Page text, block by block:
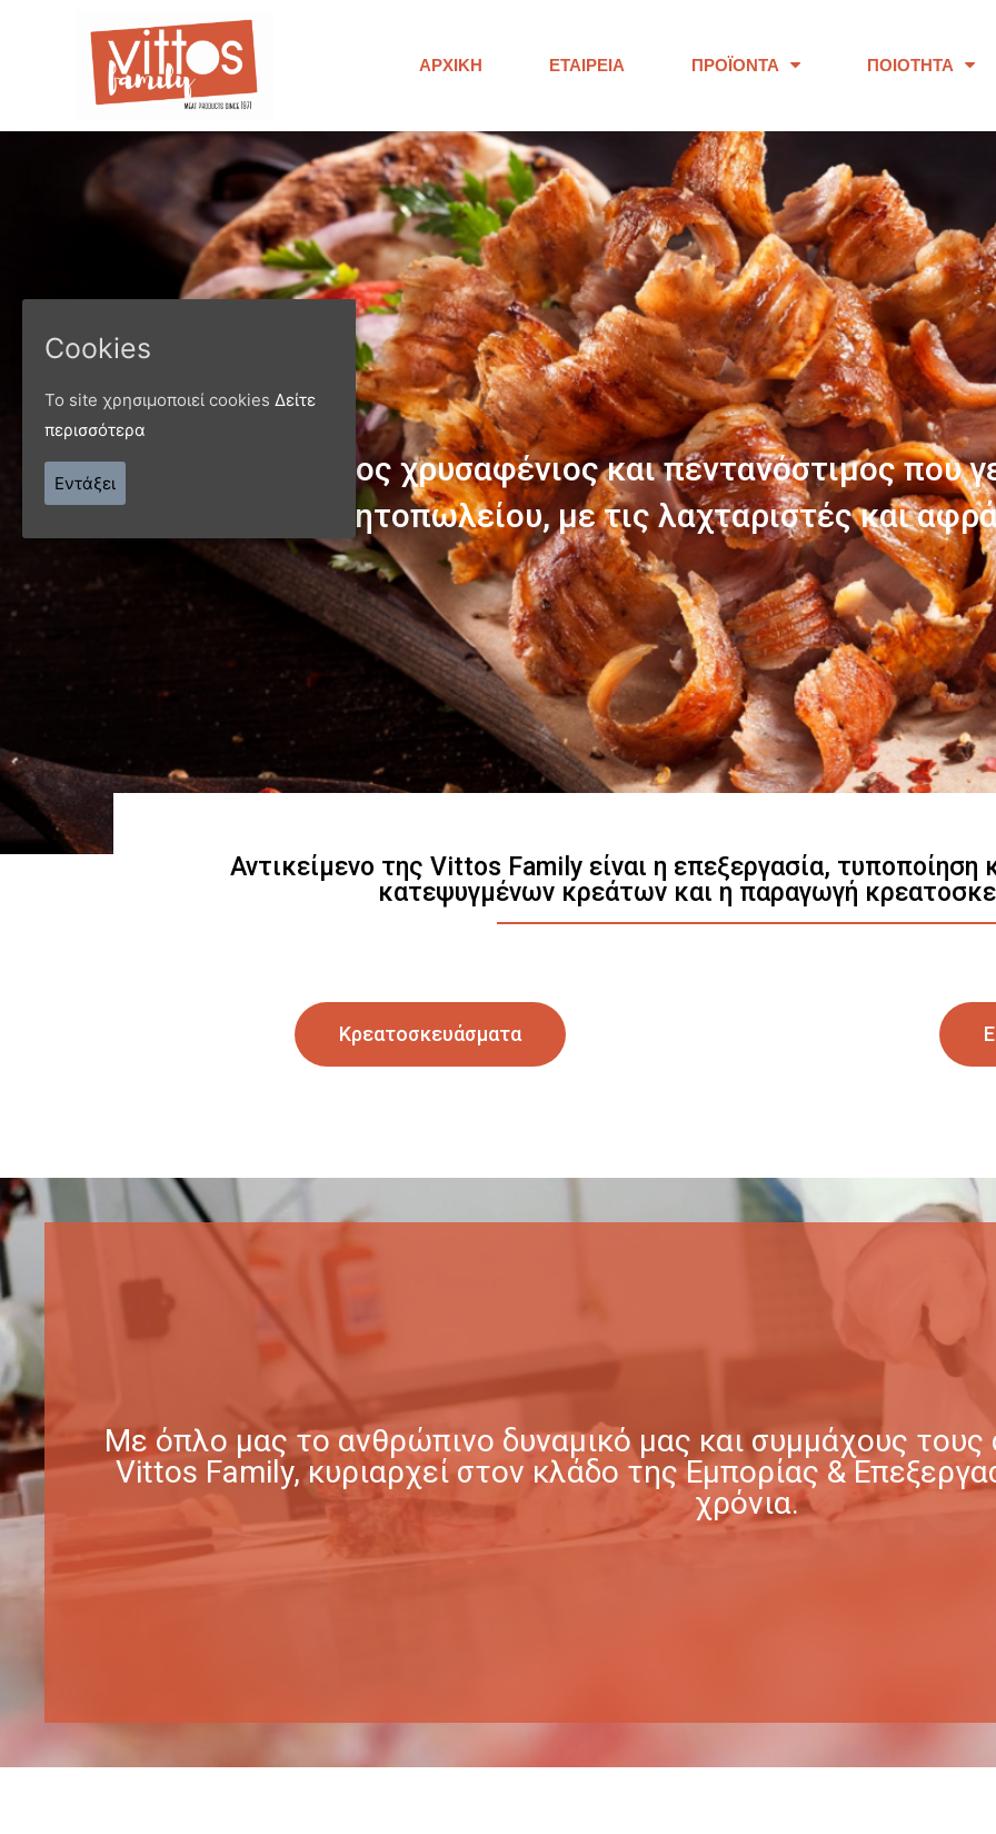
ΑΡΧΙΚΉ ΕΤΑΙΡΕΊΑ ΠΡΟΪΌΝΤΑ ΠΟΙΌΤΗΤΑ
ΠΑΝΩ ΑΠΟ 40 ΧΡΟΝΙΑ
Παράγουμε προϊόντα εξαιρετικής
Γνωρίστε μας
Αντικείμενο της Vittos Family είναι η επεξεργασία,
κατεψυγμένων κρεάτων και η παραγωγή
Κρεατοσκευάσματα
Με όπλο μας το ανθρώπινο δυναμικό μας και συμμάχους τους
Vittos Family, κυριαρχεί στον κλάδο της Εμπορίας &
χρόνια.
Cookies
Το site χρησιμοποιεί cookies Δείτε
περισσότερα
Εντάξει